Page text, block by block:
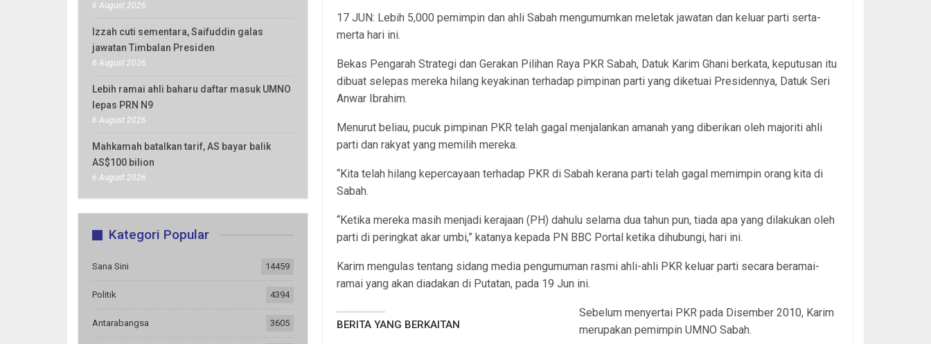
17 JUN: Lebih 5,000 pemimpin dan ahli Sabah mengumumkan meletak jawatan dan keluar parti serta-
merta hari ini.
Bekas Pengarah Strategi dan Gerakan Pilihan Raya PKR Sabah, Datuk Karim Ghani berkata, keputusan itu
dibuat selepas mereka hilang keyakinan terhadap pimpinan parti yang diketuai Presidennya, Datuk Seri
Anwar Ibrahim.
Menurut beliau, pucuk pimpinan PKR telah gagal menjalankan amanah yang diberikan oleh majoriti ahli
parti dan rakyat yang memilih mereka.
“Kita telah hilang kepercayaan terhadap PKR di Sabah kerana parti telah gagal memimpin orang kita di
Sabah.
“Ketika mereka masih menjadi kerajaan (PH) dahulu selama dua tahun pun, tiada apa yang dilakukan oleh
parti di peringkat akar umbi,” katanya kepada PN BBC Portal ketika dihubungi, hari ini.
Karim mengulas tentang sidang media pengumuman rasmi ahli-ahli PKR keluar parti secara beramai-
ramai yang akan diadakan di Putatan, pada 19 Jun ini.
BERITA YANG BERKAITAN
Sebelum menyertai PKR pada Disember 2010, Karim
merupakan pemimpin UMNO Sabah.
6 August 2026
Izzah cuti sementara, Saifuddin galas
jawatan Timbalan Presiden
6 August 2026
Lebih ramai ahli baharu daftar masuk UMNO
lepas PRN N9
6 August 2026
Mahkamah batalkan tarif, AS bayar balik
AS$100 bilion
6 August 2026
Kategori Popular
Sana Sini 14459
Politik 4394
Antarabangsa 3605